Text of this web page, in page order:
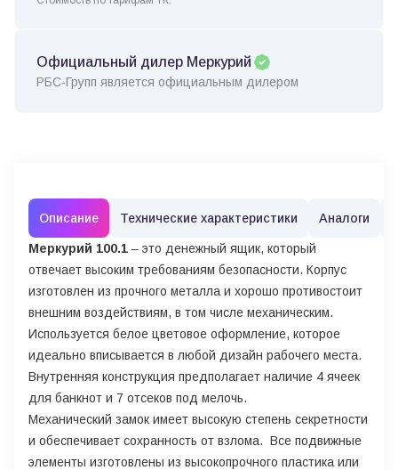
Официальный дилер Меркурий
РБС-Групп является официальным дилером
Описание Технические характеристики Аналоги
Меркурий 100.1 – это денежный ящик, который
отвечает высоким требованиям безопасности. Корпус
изготовлен из прочного металла и хорошо противостоит
внешним воздействиям, в том числе механическим.
Используется белое цветовое оформление, которое
идеально вписывается в любой дизайн рабочего места.
Внутренняя конструкция предполагает наличие 4 ячеек
для банкнот и 7 отсеков под мелочь.
Механический замок имеет высокую степень секретности
и обеспечивает сохранность от взлома. Все подвижные
элементы изготовлены из высокопрочного пластика или